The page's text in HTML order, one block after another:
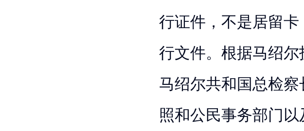
行证件，不是居留
行文件。根据马绍
马绍尔共和国总检
照和公民事务部门